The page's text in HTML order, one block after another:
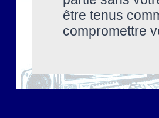
être tenus
compromettre